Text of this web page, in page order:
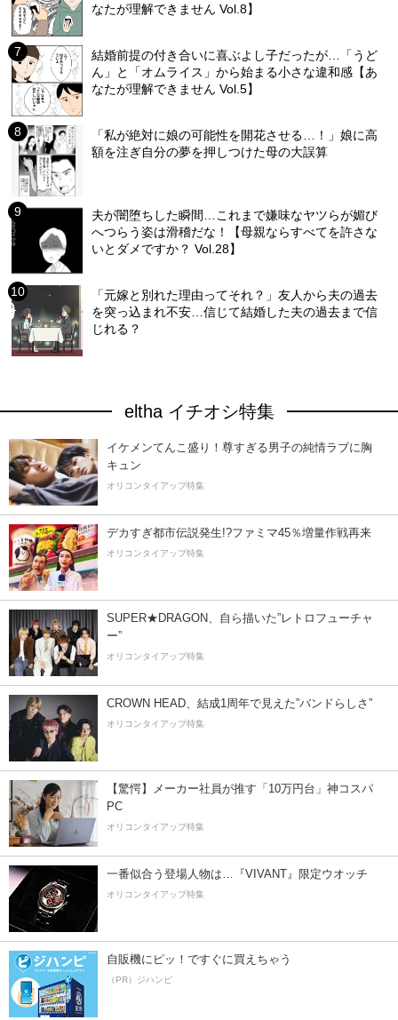
なたが理解できません Vol.8】
結婚前提の付き合いに喜ぶよし子だったが…「うど
ん」と「オムライス」から始まる小さな違和感【あ
なたが理解できません Vol.5】
「私が絶対に娘の可能性を開花させる…！」娘に高
額を注ぎ自分の夢を押しつけた母の大誤算
夫が闇堕ちした瞬間…これまで嫌味なヤツらが媚び
へつらう姿は滑稽だな！【母親ならすべてを許さな
いとダメですか？ Vol.28】
「元嫁と別れた理由ってそれ？」友人から夫の過去
を突っ込まれ不安…信じて結婚した夫の過去まで信
じれる？
eltha イチオシ特集
イケメンてんこ盛り！尊すぎる男子の純情ラブに胸
キュン
オリコンタイアップ特集
デカすぎ都市伝説発生!?ファミマ45％増量作戦再来
オリコンタイアップ特集
SUPER★DRAGON、自ら描いた”レトロフューチャ
ー”
オリコンタイアップ特集
CROWN HEAD、結成1周年で見えた”バンドらしさ”
オリコンタイアップ特集
【驚愕】メーカー社員が推す「10万円台」神コスパ
PC
オリコンタイアップ特集
一番似合う登場人物は…『VIVANT』限定ウオッチ
オリコンタイアップ特集
自販機にピッ！ですぐに買えちゃう
（PR）ジハンピ